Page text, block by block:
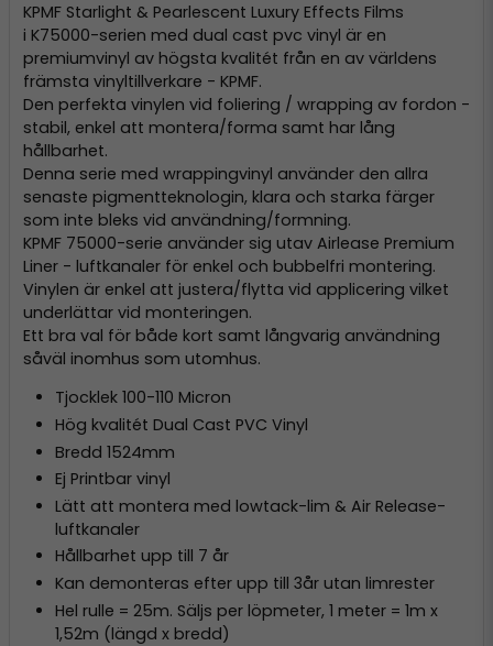
KPMF Starlight & Pearlescent Luxury Effects Films
i K75000-serien med dual cast pvc vinyl är en
premiumvinyl av högsta kvalitét från en av världens
främsta vinyltillverkare - KPMF.
Den perfekta vinylen vid foliering / wrapping av fordon -
stabil, enkel att montera/forma samt har lång
hållbarhet.
Denna serie med wrappingvinyl använder den allra
senaste pigmentteknologin, klara och starka färger
som inte bleks vid användning/formning.
KPMF 75000-serie använder sig utav Airlease Premium
Liner - luftkanaler för enkel och bubbelfri montering.
Vinylen är enkel att justera/flytta vid applicering vilket
underlättar vid monteringen.
Ett bra val för både kort samt långvarig användning
såväl inomhus som utomhus.
Tjocklek 100-110 Micron
Hög kvalitét Dual Cast PVC Vinyl
Bredd 1524mm
Ej Printbar vinyl
Lätt att montera med lowtack-lim & Air Release-
luftkanaler
Hållbarhet upp till 7 år
Kan demonteras efter upp till 3år utan limrester
Hel rulle = 25m. Säljs per löpmeter, 1 meter = 1m x
1,52m (längd x bredd)